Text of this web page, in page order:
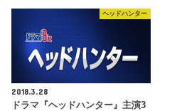
ヘッドハンター
2018.3.28
ドラマ『ヘッドハンター』主演3